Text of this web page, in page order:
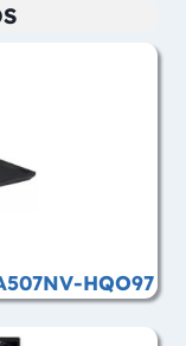
HQO97